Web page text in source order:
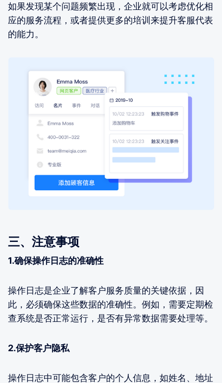
如果发现某个问题频繁出现，企业就可以考虑优化相
应的服务流程，或者提供更多的培训来提升客服代表
的能力。
三、注意事项
1.确保操作日志的准确性
操作日志是企业了解客户服务质量的关键依据，因
此，必须确保这些数据的准确性。例如，需要定期检
查系统是否正常运行，是否有异常数据需要处理等。
2.保护客户隐私
操作日志中可能包含客户的个人信息，如姓名、地址